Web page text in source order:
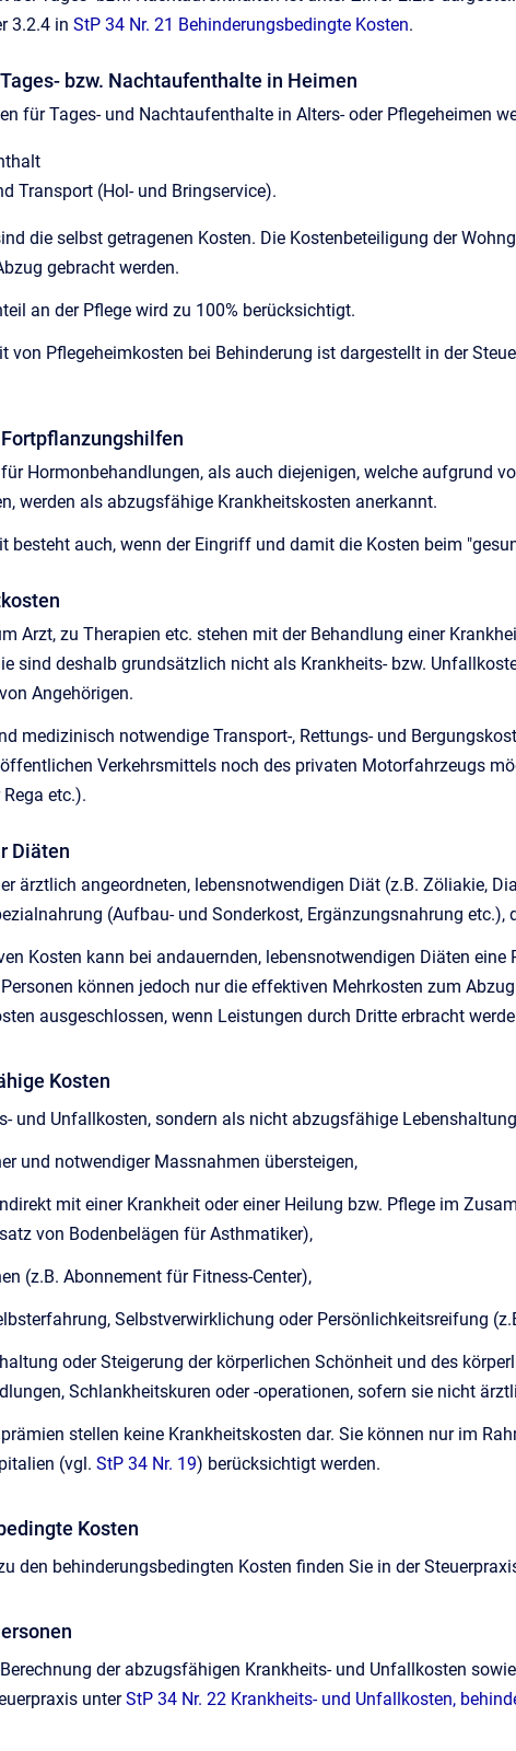
3.2.4 in StP 34 Nr. 21 Behinderungsbedingte Kosten.
bzw. Nachtaufenthalte in Heimen
für Tages- und Nachtaufenthalte in Alters- oder Pflegeheimen
Transport (Hol- und Bringservice).
die selbst getragenen Kosten. Die Kostenbeteiligung der
gebracht werden.
an der Pflege wird zu 100% berücksichtigt.
von Pflegeheimkosten bei Behinderung ist dargestellt in der
Hormonbehandlungen, als auch diejenigen, welche aufgrund
werden als abzugsfähige Krankheitskosten anerkannt.
besteht auch, wenn der Eingriff und damit die Kosten beim
Arzt, zu Therapien etc. stehen mit der Behandlung einer
sind deshalb grundsätzlich nicht als Krankheits- bzw.
Angehörigen.
medizinisch notwendige Transport-, Rettungs- und
Verkehrsmittels noch des privaten Motorfahrzeugs
etc.).
Diäten
ärztlich angeordneten, lebensnotwendigen Diät (z.B. Zöliakie,
(Aufbau- und Sonderkost, Ergänzungsnahrung
Kosten kann bei andauernden, lebensnotwendigen Diäten
können jedoch nur die effektiven Mehrkosten zum
ausgeschlossen, wenn Leistungen durch Dritte erbracht
Kosten
und Unfallkosten, sondern als nicht abzugsfähige
und notwendiger Massnahmen übersteigen,
mit einer Krankheit oder einer Heilung bzw. Pflege im
von Bodenbelägen für Asthmatiker),
(z.B. Abonnement für Fitness-Center),
Selbstverwirklichung oder Persönlichkeitsreifung
oder Steigerung der körperlichen Schönheit und des
Schlankheitskuren oder -operationen, sofern sie nicht
stellen keine Krankheitskosten dar. Sie können nur im
(vgl. StP 34 Nr. 19) berücksichtigt werden.
Kosten
den behinderungsbedingten Kosten finden Sie in der
der abzugsfähigen Krankheits- und Unfallkosten
unterStP 34 Nr. 22 Krankheits- und Unfallkosten,